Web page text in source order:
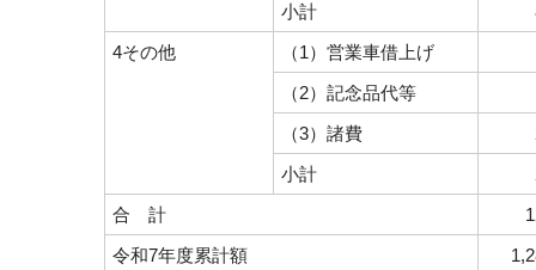
小計
4その他
（1）営業車借上げ
（2）記念品代等
（3）諸費
小計
合 計
令和7年度累計額